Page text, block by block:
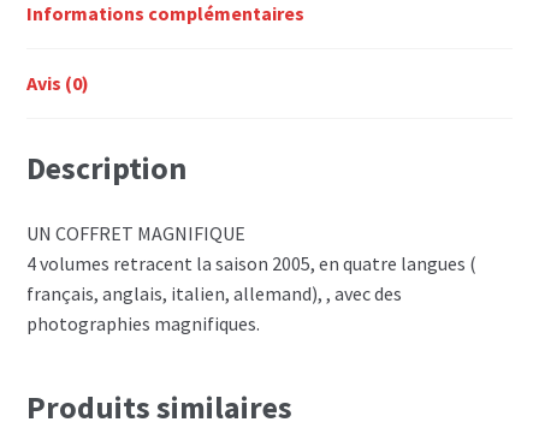
Informations complémentaires
Avis (0)
Description
UN COFFRET MAGNIFIQUE
4 volumes retracent la saison 2005, en quatre langues (
français, anglais, italien, allemand), , avec des
photographies magnifiques.
Produits similaires